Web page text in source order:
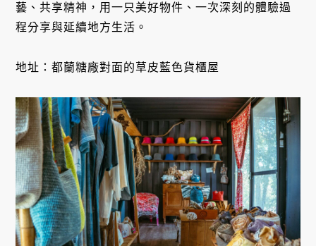
藝、共享精神，用一只美好物件、一次深刻的體驗過
程分享與延續地方生活。
地址：都蘭糖廠對面的草皮藍色貨櫃屋